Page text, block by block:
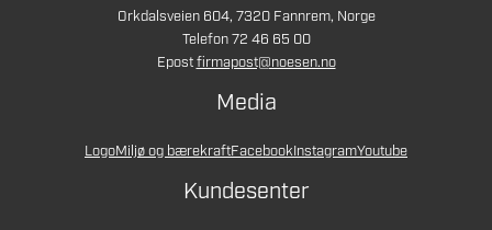
Orkdalsveien 604, 7320 Fannrem, Norge
Telefon 72 46 65 00
Epostfirmapost@noesen.no
Media
LogoMiljø og bærekraftFacebookInstagramYoutube
Kundesenter